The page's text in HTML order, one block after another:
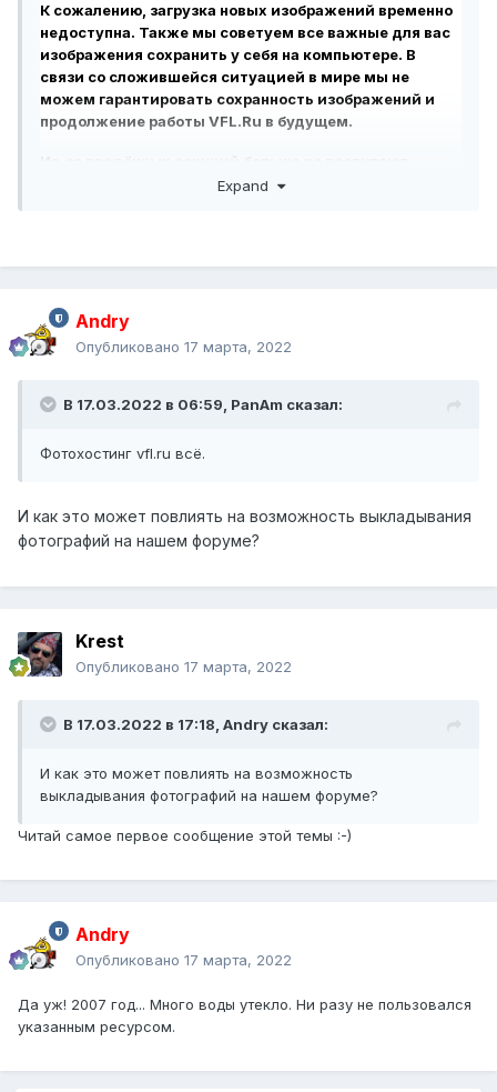
К сожалению, загрузка новых изображений временно
недоступна. Также мы советуем все важные для вас
изображения сохранить у себя на компьютере. В
связи со сложившейся ситуацией в мире мы не
можем гарантировать сохранность изображений и
продолжение работы VFL.Ru в будущем.
доходы от рекламы, а за размещение достаточно
весьма проблематично.
Вероятность полного прекращения работы VFL.Ru в
ближайшее время весьма высока. Если это
произойдёт, то все изображения станут недоступны.
Сервис VFL.Ru продаётся!
Expand
Andry
Опубликовано 17 марта, 2022
В 17.03.2022 в 06:59, PanAm сказал:
Фотохостинг vfl.ru всё.
И как это может повлиять на возможность выкладывания
фотографий на нашем форуме?
Krest
Опубликовано 17 марта, 2022
В 17.03.2022 в 17:18, Andry сказал:
И как это может повлиять на возможность
выкладывания фотографий на нашем форуме?
Читай самое первое сообщение этой темы :-)
Andry
Опубликовано 17 марта, 2022
Да уж! 2007 год... Много воды утекло. Ни разу не пользовался
указанным ресурсом.